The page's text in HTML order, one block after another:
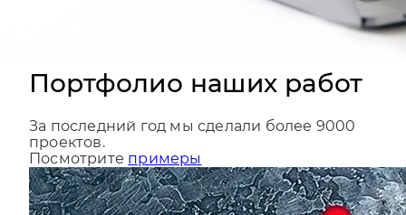
Портфолио наших работ
За последний год мы сделали более 9000
проектов.
Посмотритепримеры